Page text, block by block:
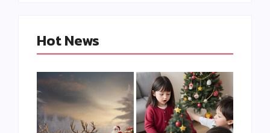
Hot News